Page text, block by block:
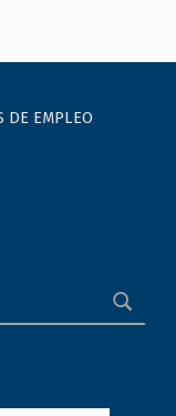
DE EMPLEO